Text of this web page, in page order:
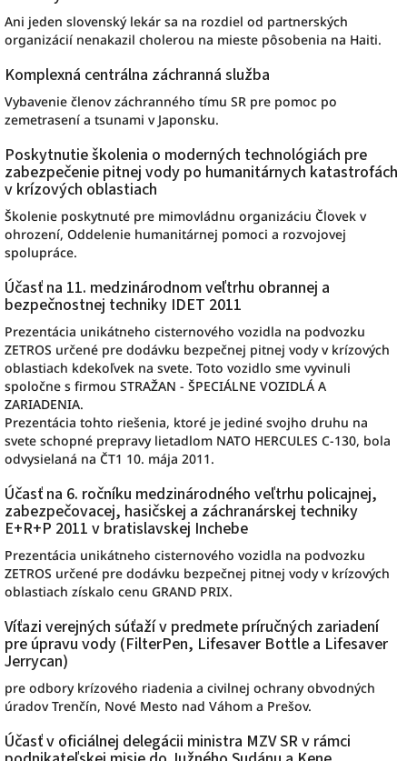
Ani jeden slovenský lekár sa na rozdiel od partnerských
organizácií nenakazil cholerou na mieste pôsobenia na Haiti.
Komplexná centrálna záchranná služba
Vybavenie členov záchranného tímu SR pre pomoc po
zemetrasení a tsunami v Japonsku.
Poskytnutie školenia o moderných technológiách pre
zabezpečenie pitnej vody po humanitárnych katastrofách
v krízových oblastiach
Školenie poskytnuté pre mimovládnu organizáciu Človek v
ohrození, Oddelenie humanitárnej pomoci a rozvojovej
spolupráce.
Účasť na 11. medzinárodnom veľtrhu obrannej a
bezpečnostnej techniky IDET 2011
Prezentácia unikátneho cisternového vozidla na podvozku
ZETROS určené pre dodávku bezpečnej pitnej vody v krízových
oblastiach kdekoľvek na svete. Toto vozidlo sme vyvinuli
spoločne s firmou STRAŽAN - ŠPECIÁLNE VOZIDLÁ A
ZARIADENIA.
Prezentácia tohto riešenia, ktoré je jediné svojho druhu na
svete schopné prepravy lietadlom NATO HERCULES C-130, bola
odvysielaná na ČT1 10. mája 2011.
Účasť na 6. ročníku medzinárodného veľtrhu policajnej,
zabezpečovacej, hasičskej a záchranárskej techniky
E+R+P 2011 v bratislavskej Inchebe
Prezentácia unikátneho cisternového vozidla na podvozku
ZETROS určené pre dodávku bezpečnej pitnej vody v krízových
oblastiach získalo cenu GRAND PRIX.
Víťazi verejných súťaží v predmete príručných zariadení
pre úpravu vody (FilterPen, Lifesaver Bottle a Lifesaver
Jerrycan)
pre odbory krízového riadenia a civilnej ochrany obvodných
úradov Trenčín, Nové Mesto nad Váhom a Prešov.
Účasť v oficiálnej delegácii ministra MZV SR v rámci